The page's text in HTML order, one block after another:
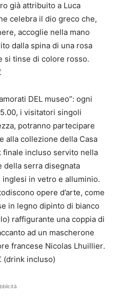
già attribuito a Luca
celebra il dio greco che,
accoglie nella mano
dalla spina di una rosa
si tinse di colore rosso.
DEL museo”: ogni
i visitatori singoli
potranno partecipare
alla collezione della Casa
finale incluso servito nella
della serra disegnata
in vetro e alluminio.
ono opere d’arte, come
in legno dipinto di bianco
) raffigurante una coppia di
ad un mascherone
francese Nicolas Lhuillier.
(drink incluso)